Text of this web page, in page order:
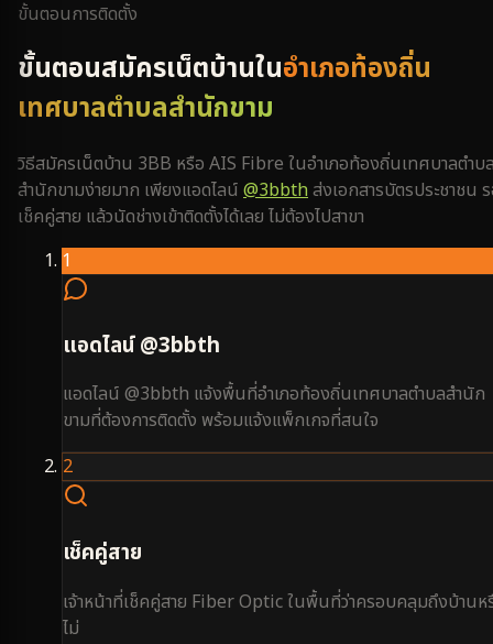
ขั้นตอนการติดตั้ง
ขั้นตอนสมัครเน็ตบ้านในอำเภอท้องถิ่น
เทศบาลตำบลสำนักขาม
วิธีสมัครเน็ตบ้าน 3BB หรือ AIS Fibre ในอำเภอท้องถิ่นเทศบาลตำบ
สำนักขามง่ายมาก เพียงแอดไลน์ @3bbthส่งเอกสารบัตรประชาชน
เช็คคู่สาย แล้วนัดช่างเข้าติดตั้งได้เลย ไม่ต้องไปสาขา
1
แอดไลน์ @3bbth
แอดไลน์ @3bbth แจ้งพื้นที่อำเภอท้องถิ่นเทศบาลตำบลสำนัก
ขามที่ต้องการติดตั้ง พร้อมแจ้งแพ็กเกจที่สนใจ
2
เช็คคู่สาย
เจ้าหน้าที่เช็คคู่สาย Fiber Optic ในพื้นที่ว่าครอบคลุมถึงบ้านห
ไม่